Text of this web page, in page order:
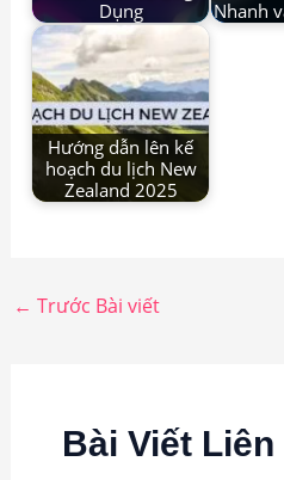
Dụng
Nhanh
Hướng dẫn lên kế
hoạch du lịch New
Zealand 2025
← Trước Bài viết
Bài Viết Liên